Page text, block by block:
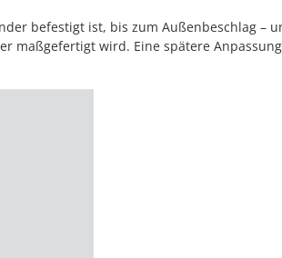
befestigt ist, bis zum Außenbeschlag –
maßgefertigt wird. Eine spätere